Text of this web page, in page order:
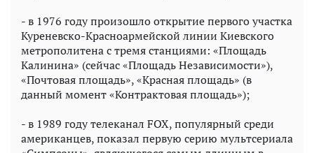
- в 1976 году произошло открытие первого участка
Куреневско-Красноармейской линии Киевского
метрополитена с тремя станциями: «Площадь
Калинина» (сейчас «Площадь Независимости»),
«Почтовая площадь», «Красная площадь» (в
данный момент «Контрактовая площадь»);
- в 1989 году телеканал FOX, популярный среди
американцев, показал первую серию мультсериала